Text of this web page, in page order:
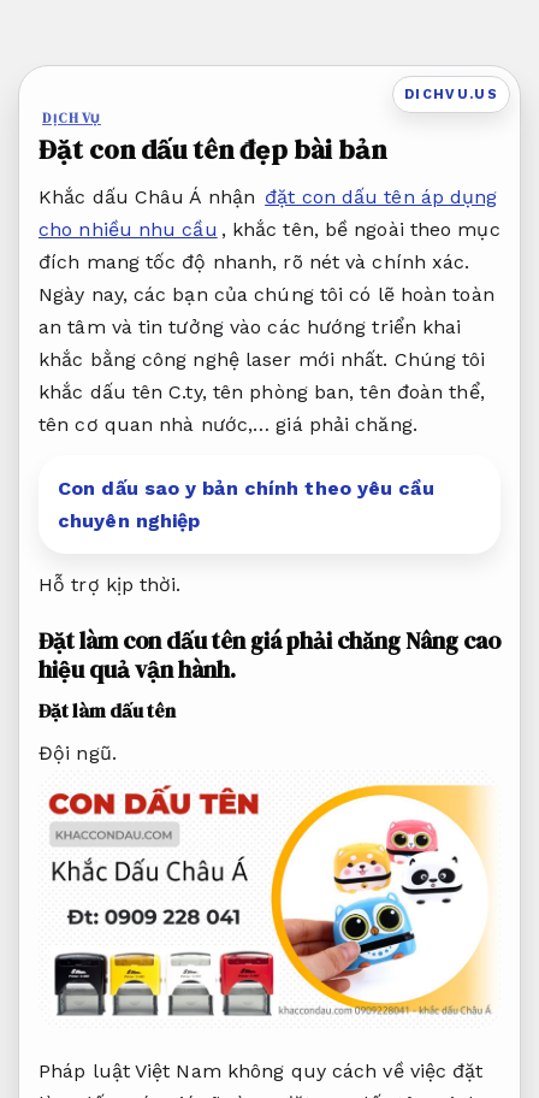
nội
dung
DICHVU.US
DỊCH VỤ
Đặt con dấu tên đẹp bài bản
Khắc dấu Châu Á nhận đặt con dấu tên áp dụng
cho nhiều nhu cầu , khắc tên, bề ngoài theo mục
đích mang tốc độ nhanh, rõ nét và chính xác.
Ngày nay, các bạn của chúng tôi có lẽ hoàn toàn
an tâm và tin tưởng vào các hướng triển khai
khắc bằng công nghệ laser mới nhất. Chúng tôi
khắc dấu tên C.ty, tên phòng ban, tên đoàn thể,
tên cơ quan nhà nước,… giá phải chăng.
Con dấu sao y bản chính theo yêu cầu
chuyên nghiệp
Hỗ trợ kịp thời.
Đặt làm con dấu tên giá phải chăngNâng cao
hiệu quả vận hành.
Đặt làm dấu tên
Đội ngũ.
Pháp luật Việt Nam không quy cách về việc đặt